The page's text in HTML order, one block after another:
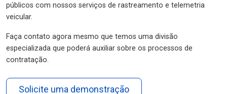
públicos com nossos serviços de rastreamento e telemetria
veicular.
Faça contato agora mesmo que temos uma divisão
especializada que poderá auxiliar sobre os processos de
contratação.
Solicite uma demonstração